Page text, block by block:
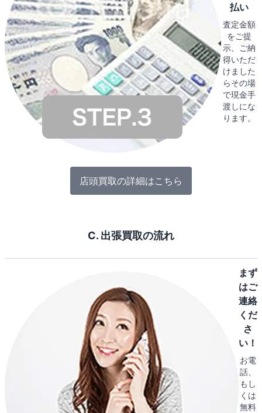
払い
査定金額
をご提
示、ご納
得いただ
けました
らその場
で現金手
渡しにな
ります。
店頭買取の詳細はこちら
C. 出張買取の流れ
まず
はご
連絡
くだ
さ
い！
お電
話、
もし
くは
無料